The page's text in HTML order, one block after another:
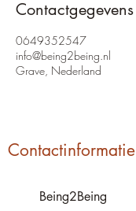
Contactgegevens
0649352547
info@being2being.nl
Grave, Nederland
Contactinformatie
Being2Being